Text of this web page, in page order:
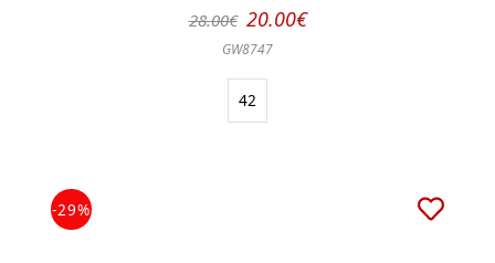
28.00€ 20.00€
GW8747
42
-29%